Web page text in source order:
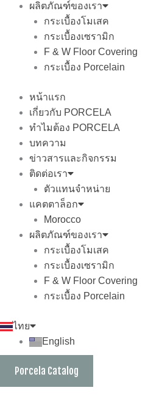
ผลิตภัณฑ์ของเรา
กระเบื้องโมเสค
กระเบื้องเซรามิก
F & W Floor Covering
กระเบื้อง Porcelain
หน้าแรก
เกี่ยวกับ PORCELA
ทำไมต้อง PORCELA
บทความ
ข่าวสารและกิจกรรม
ติดต่อเรา
ตัวแทนจำหน่าย
แคตตาล็อก
Morocco
ผลิตภัณฑ์ของเรา
กระเบื้องโมเสค
กระเบื้องเซรามิก
F & W Floor Covering
กระเบื้อง Porcelain
ไทย
English
Porcela Catalog